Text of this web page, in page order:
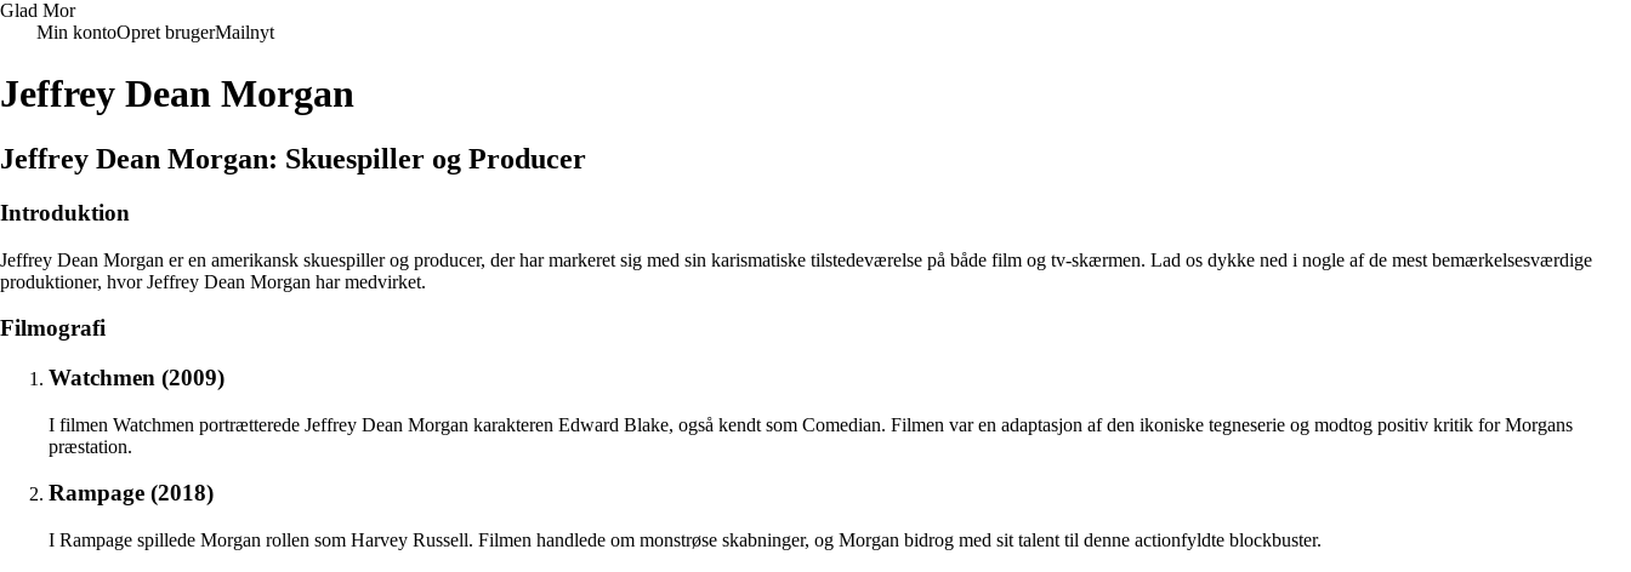
Glad Mor
Min kontoOpret brugerMailnyt
Jeffrey Dean Morgan
Jeffrey Dean Morgan: Skuespiller og Producer
Introduktion
Jeffrey Dean Morgan er en amerikansk skuespiller og producer, der har markeret sig med sin karismatiske tilstedeværelse på både film og tv-skærmen. Lad os dykke ned i nogle af de mest bemærkelsesværdige
produktioner, hvor Jeffrey Dean Morgan har medvirket.
Filmografi
Watchmen (2009)
I filmen Watchmen portrætterede Jeffrey Dean Morgan karakteren Edward Blake, også kendt som Comedian. Filmen var en adaptasjon af den ikoniske tegneserie og modtog positiv kritik for Morgans
præstation.
Rampage (2018)
I Rampage spillede Morgan rollen som Harvey Russell. Filmen handlede om monstrøse skabninger, og Morgan bidrog med sit talent til denne actionfyldte blockbuster.